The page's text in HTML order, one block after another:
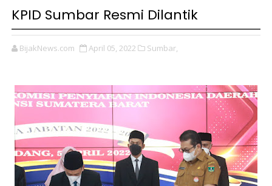
KPID Sumbar Resmi Dilantik
BijakNews.com April 05, 2022 Sumbar,